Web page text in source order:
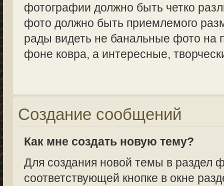
фотографии должно быть четко
фото должно быть приемлемого
рады видеть не банальные фото на
фоне ковра, а интересные,
Создание сообщений
Как мне создать новую тему?
Для создания новой темы в раздел
соответствующей кнопке в окне